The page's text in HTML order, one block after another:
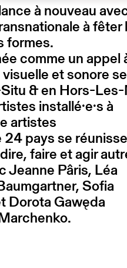
à nouveau
à fêter
formes.
comme un appel
et sonore se
& en Hors-
installé·e·s à
artistes
24 pays se
faire et agir
Jeanne Pâris, Léa
Sofia
Dorota Gawęda